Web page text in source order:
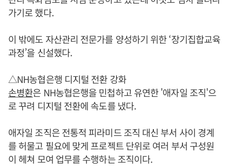
가기로 했다.
이 밖에도 자산관리 전문가를 양성하기 위한 ‘장기집합교육
과정’을 신설했다.
△NH농협은행 디지털 전환 강화
손병환은 NH농협은행을 민첩하고 유연한 '애자일 조직'으
로 꾸려 디지털 전환에 속도를 냈다.
애자일 조직은 전통적 피라미드 조직 대신 부서 사이 경계
를 허물고 필요에 맞게 프로젝트 단위로 여러 부서 구성원
이 헤쳐 모여 업무를 수행하는 조직이다.